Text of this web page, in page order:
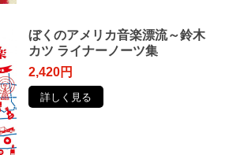
ぼくのアメリカ音楽漂流～鈴木
カツ ライナーノーツ集
2,420円
詳しく見る